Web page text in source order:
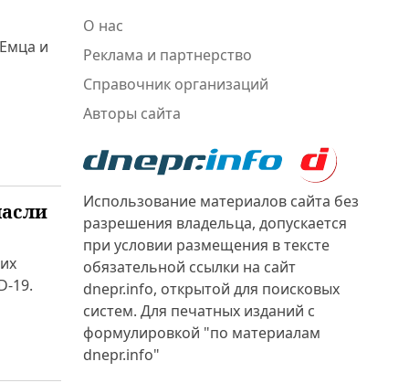
и
19.
О нас
Реклама и партнерство
Справочник организаций
Авторы сайта
Использование материалов сайта без
разрешения владельца, допускается
при условии размещения в тексте
обязательной ссылки на сайт
dnepr.info, открытой для поисковых
систем. Для печатных изданий с
формулировкой "по материалам
dnepr.info"